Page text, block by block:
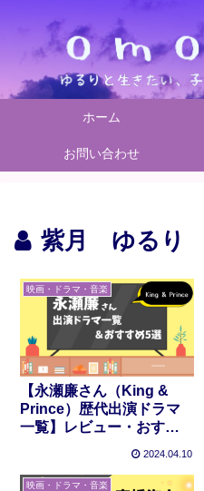
ホーム
お問い合わせ
紫月 ゆるり
映画・ドラマ・音楽
【永瀬廉さん（King &
Prince）歴代出演ドラマ
一覧】レビュー・おすす
2024.04.10
映画・ドラマ・音楽